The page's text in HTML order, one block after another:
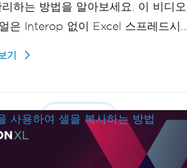
하는 방법을 알아보세요. 이 비디오
은 Interop 없이 Excel 스프레드시트
기
더보기